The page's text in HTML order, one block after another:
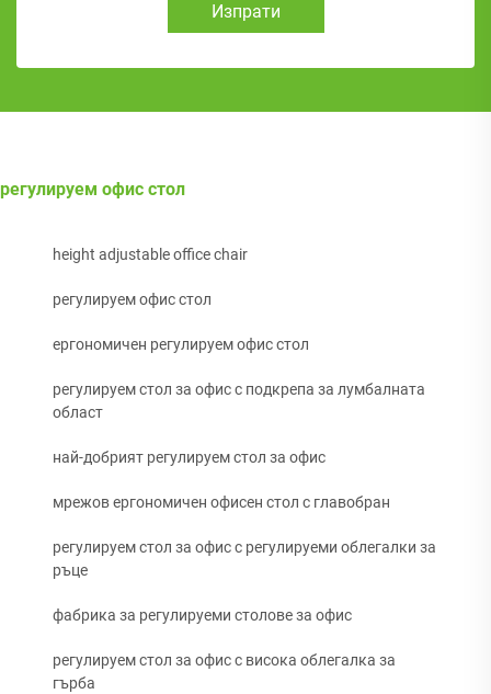
Изпрати
регулируем офис стол
height adjustable office chair
регулируем офис стол
ергономичен регулируем офис стол
регулируем стол за офис с подкрепа за лумбалната
област
най-добрият регулируем стол за офис
мрежов ергономичен офисен стол с главобран
регулируем стол за офис с регулируеми облегалки за
ръце
фабрика за регулируеми столове за офис
регулируем стол за офис с висока облегалка за
гърба